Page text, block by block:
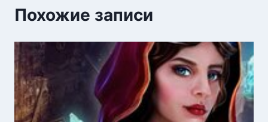
Похожие записи